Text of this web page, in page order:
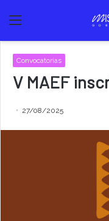
Menú
Convocatorias
V MAEF
27/08/2025